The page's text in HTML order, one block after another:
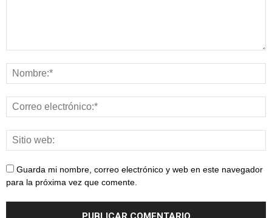
Guarda mi nombre, correo electrónico y web en este navegador
para la próxima vez que comente.